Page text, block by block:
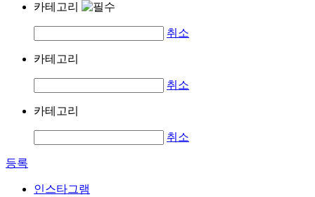
카테고리
취소
카테고리
취소
카테고리
취소
등록
인스타그램